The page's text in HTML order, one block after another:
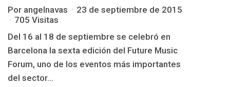
Por angelnavas
23 de septiembre de 2015
705 Visitas
Del 16 al 18 de septiembre se celebró en
Barcelona la sexta edición del Future Music
Forum, uno de los eventos más importantes
del sector...